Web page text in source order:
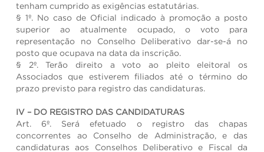
tenham cumprido as exigências estatutárias.
§ 1º. No caso de Oficial indicado à promoção a posto
superior ao atualmente ocupado, o voto para
representação no Conselho Deliberativo dar-se-á no
posto que ocupava na data da inscrição.
§ 2º. Terão direito a voto ao pleito eleitoral os
Associados que estiverem filiados até o término do
prazo previsto para registro das candidaturas.
IV – DO REGISTRO DAS CANDIDATURAS
Art. 6º. Será efetuado o registro das chapas
concorrentes ao Conselho de Administração, e das
candidaturas aos Conselhos Deliberativo e Fiscal da